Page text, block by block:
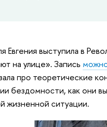
Евгения выступила в
на улице». Запись
про теоретические
бездомности, как они
жизненной ситуации.